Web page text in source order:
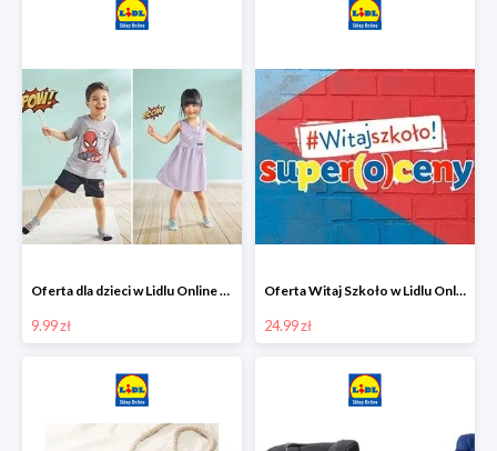
Oferta dla dzieci w Lidlu Online od 9,99 zł
9.99 zł
Oferta Witaj Szkoło w Lidlu Online od 24,99 zł
24.99 zł